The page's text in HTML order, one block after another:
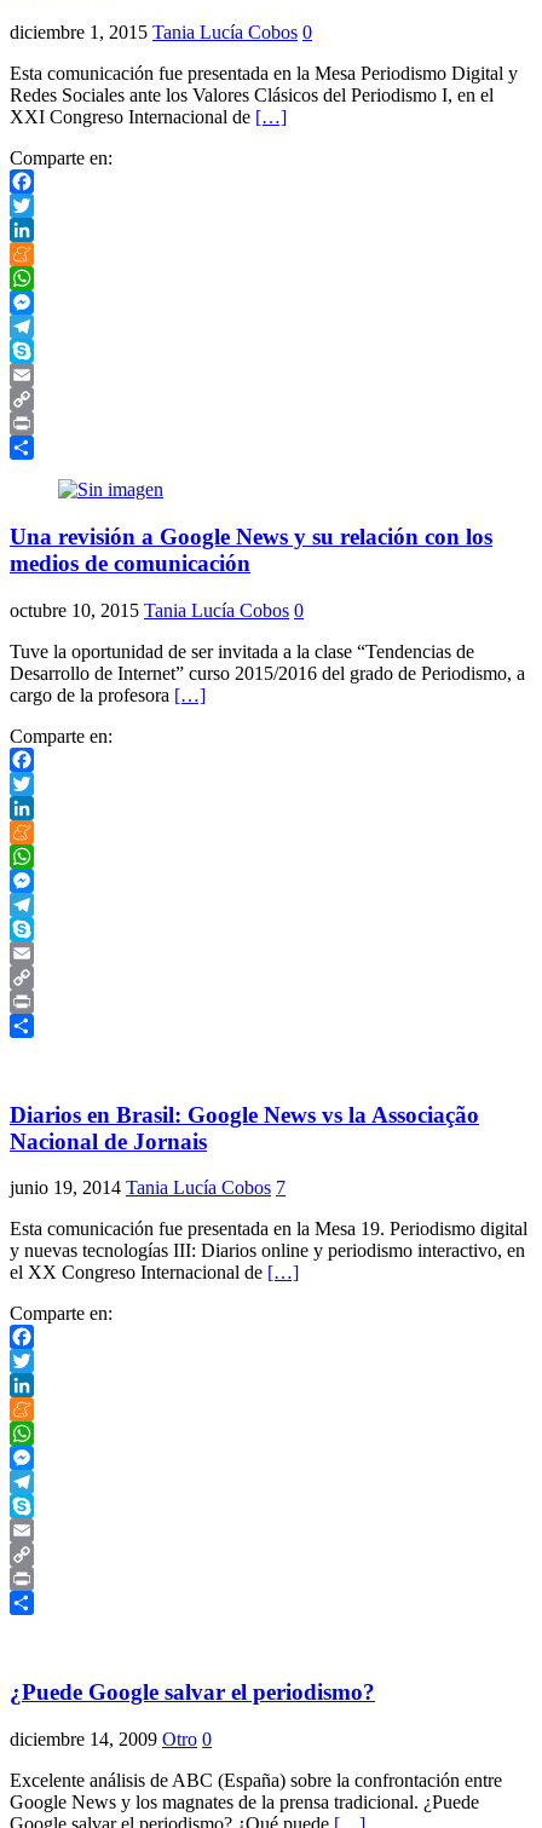
diciembre 1, 2015 Tania Lucía Cobos 0
Esta comunicación fue presentada en la Mesa Periodismo Digital y
Redes Sociales ante los Valores Clásicos del Periodismo I, en el
XXI Congreso Internacional de […]
Comparte en:
Facebook
Twitter
LinkedIn
Meneame
WhatsApp
Messenger
Telegram
Skype
Email
Copy
Link
Print
Una revisión a Google News y su relación con los
medios de comunicación
octubre 10, 2015 Tania Lucía Cobos 0
Tuve la oportunidad de ser invitada a la clase “Tendencias de
Desarrollo de Internet” curso 2015/2016 del grado de Periodismo, a
cargo de la profesora […]
Comparte en:
Facebook
Twitter
LinkedIn
Meneame
WhatsApp
Messenger
Telegram
Skype
Email
Copy
Link
Print
Diarios en Brasil: Google News vs la Associação
Nacional de Jornais
junio 19, 2014 Tania Lucía Cobos 7
Esta comunicación fue presentada en la Mesa 19. Periodismo digital
y nuevas tecnologías III: Diarios online y periodismo interactivo, en
el XX Congreso Internacional de […]
Comparte en:
Facebook
Twitter
LinkedIn
Meneame
WhatsApp
Messenger
Telegram
Skype
Email
Copy
Link
Print
¿Puede Google salvar el periodismo?
diciembre 14, 2009 Otro 0
Excelente análisis de ABC (España) sobre la confrontación entre
Google News y los magnates de la prensa tradicional. ¿Puede
Google salvar el periodismo? ¿Qué puede […]